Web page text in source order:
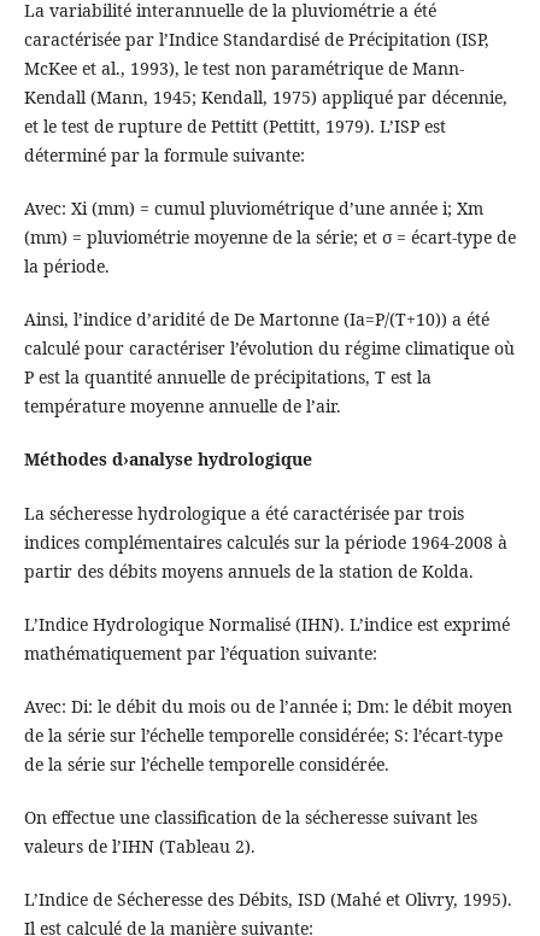
La variabilité interannuelle de la pluviométrie a été
caractérisée par l’Indice Standardisé de Précipitation (ISP,
McKee et al., 1993), le test non paramétrique de Mann-
Kendall (Mann, 1945; Kendall, 1975) appliqué par décennie,
et le test de rupture de Pettitt (Pettitt, 1979). L’ISP est
déterminé par la formule suivante:
Avec: Xi (mm) = cumul pluviométrique d’une année i; Xm
(mm) = pluviométrie moyenne de la série; et σ = écart-type de
la période.
Ainsi, l’indice d’aridité de De Martonne (Ia=P/(T+10)) a été
calculé pour caractériser l’évolution du régime climatique où
P est la quantité annuelle de précipitations, T est la
température moyenne annuelle de l’air.
Méthodes d›analyse hydrologique
La sécheresse hydrologique a été caractérisée par trois
indices complémentaires calculés sur la période 1964-2008 à
partir des débits moyens annuels de la station de Kolda.
L’Indice Hydrologique Normalisé (IHN). L’indice est exprimé
mathématiquement par l’équation suivante:
Avec: Di: le débit du mois ou de l’année i; Dm: le débit moyen
de la série sur l’échelle temporelle considérée; S: l’écart-type
de la série sur l’échelle temporelle considérée.
On effectue une classification de la sécheresse suivant les
valeurs de l’IHN (Tableau 2).
L’Indice de Sécheresse des Débits, ISD (Mahé et Olivry, 1995).
Il est calculé de la manière suivante: